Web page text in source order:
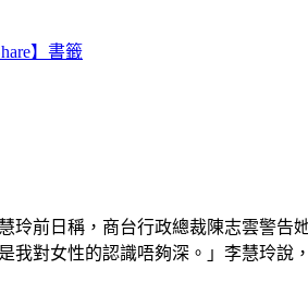
前日稱，商台行政總裁陳志雲警
對女性的認識唔夠深。」李慧玲